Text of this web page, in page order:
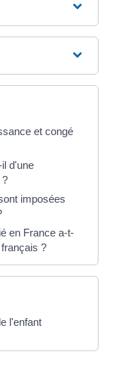
et congé
d'une
?
imposées
en France a-t-
?
l'enfant